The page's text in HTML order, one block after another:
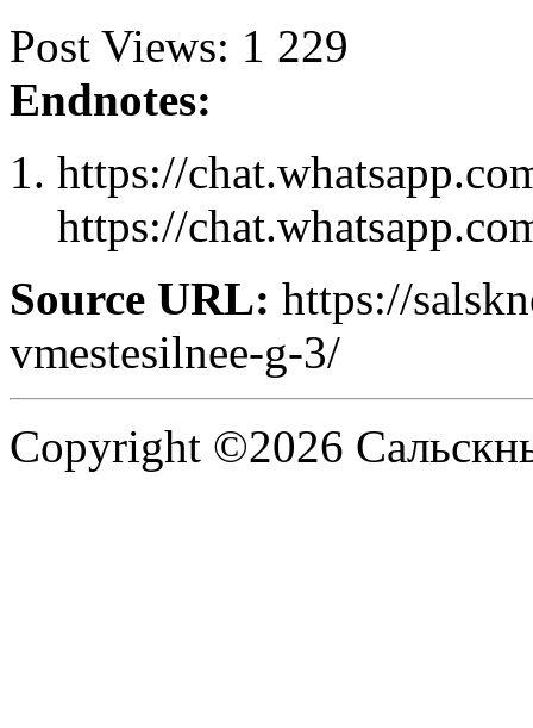
Post Views: 1 229
Endnotes:
https://
https://
Source URL: https://
vmestesilnee-g-3/
Copyright ©2026